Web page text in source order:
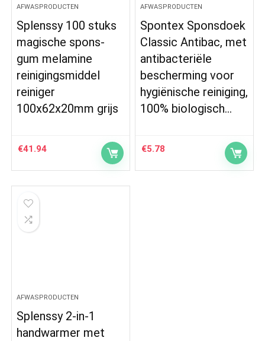
AFWASPRODUCTEN
Splenssy 100 stuks
magische spons-
gum melamine
reinigingsmiddel
reiniger
100x62x20mm grijs
€41.94
AFWASPRODUCTEN
Spontex Sponsdoek
Classic Antibac, met
antibacteriële
bescherming voor
hygiënische reiniging,
100% biologisch…
€5.78
AFWASPRODUCTEN
Splenssy 2-in-1
handwarmer met